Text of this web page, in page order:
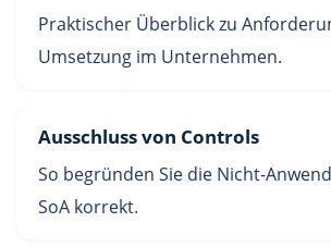
Praktischer Überblick zu
Umsetzung im Unternehmen.
Ausschluss von Controls
So begründen Sie die Nicht-
SoA korrekt.